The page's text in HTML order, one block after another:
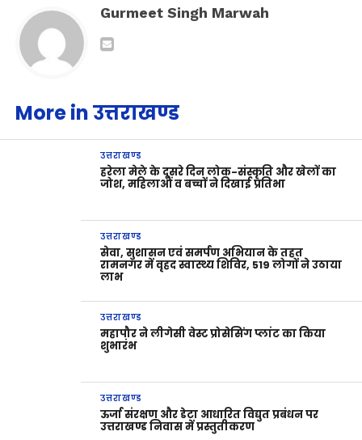
Gurmeet Singh Marwah
More in उत्तराखण्ड
उत्तराखण्ड
हरेला मेले के दूसरे दिन लोक-संस्कृति और खेलों का
जोश, महिलाओं व बच्चों ने दिखाई प्रतिभा
उत्तराखण्ड
सेवा, सुशासन एवं समर्पण अभियान के तहत
रामनगर में वृहद स्वास्थ्य शिविर, 519 लोगों ने उठाया
लाभ
उत्तराखण्ड
महापौर ने लीगेसी वेस्ट प्रोसेसिंग प्लांट का किया
शुभारंभ
उत्तराखण्ड
ऊर्जा संरक्षण और डेटा आधारित विद्युत प्रबंधन पर
उत्तराखण्ड निवास में प्रस्तुतीकरण